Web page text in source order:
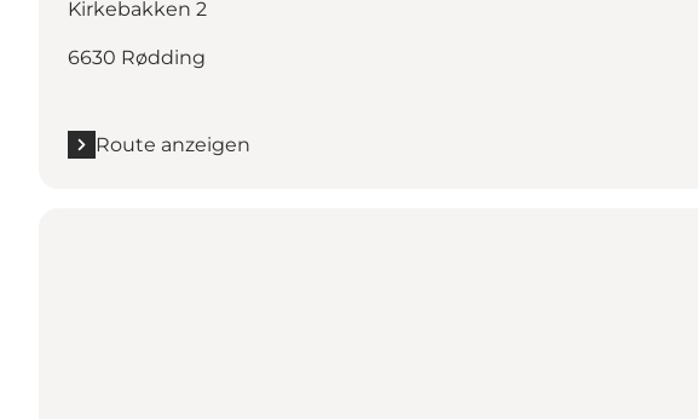
Kirkebakken 2
6630 Rødding
Route anzeigen